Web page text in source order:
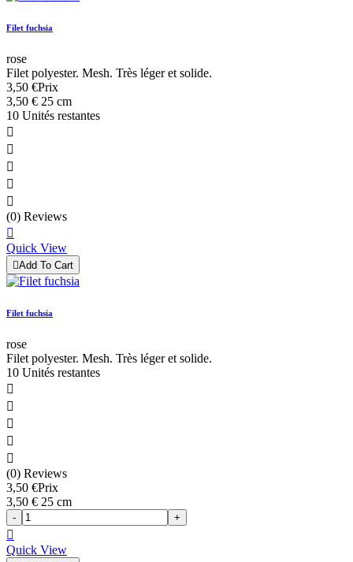
Filet fuchsia
rose
Filet polyester. Mesh. Très léger et solide.
3,50 €Prix
3,50 € 25 cm
10 Unités restantes





(0) Reviews

Quick View
Add To Cart
Filet fuchsia
rose
Filet polyester. Mesh. Très léger et solide.
10 Unités restantes





(0) Reviews
3,50 €Prix
3,50 € 25 cm
- +

Quick View